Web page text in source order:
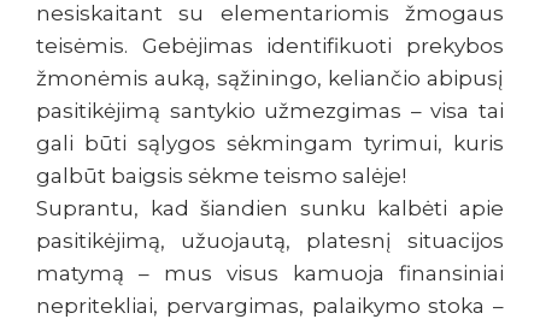
nesiskaitant su elementariomis žmogaus
teisėmis. Gebėjimas identifikuoti prekybos
žmonėmis auką, sąžiningo, keliančio abipusį
pasitikėjimą santykio užmezgimas – visa tai
gali būti sąlygos sėkmingam tyrimui, kuris
galbūt baigsis sėkme teismo salėje!
Suprantu, kad šiandien sunku kalbėti apie
pasitikėjimą, užuojautą, platesnį situacijos
matymą – mus visus kamuoja finansiniai
nepritekliai, pervargimas, palaikymo stoka –